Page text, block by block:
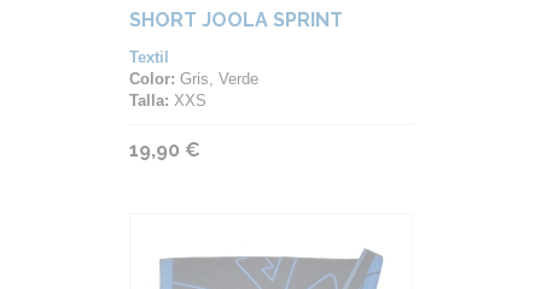
SHORT JOOLA SPRINT
Textil
Color: Gris, Verde
Talla: XXS
19,90 €